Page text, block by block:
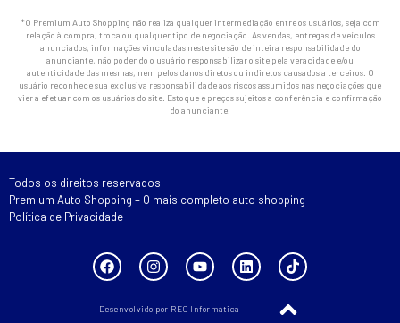
*O Premium Auto Shopping não realiza qualquer intermediação entre os usuários, seja com
relação à compra, troca ou qualquer tipo de negociação. As vendas, entregas de veículos
anunciados, informações vinculadas neste site são de inteira responsabilidade do
anunciante, não podendo o usuário responsabilizar o site pela veracidade e/ou
autenticidade das mesmas, nem pelos danos diretos ou indiretos causados a terceiros. O
usuário reconhece sua exclusiva responsabilidade aos riscos assumidos nas negociações que
vier a efetuar com os usuários do site. Estoque e preços sujeitos a conferência e confirmação
do anunciante.
Todos os direitos reservados
Premium Auto Shopping – O mais completo auto shopping
Política de Privacidade
Desenvolvido por REC Informática